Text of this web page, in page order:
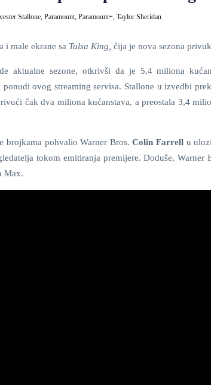
Stallone, Paramount, Paramount+, Taylor Sheridan
i male ekrane sa Tulsa King, čija je nova sezona
aktualne sezone, otkrivši da je 5,4 miliona
ovog streaming servisa. Stallone u izvedbi
čak dva miliona kućanstava, a preostala 3,4
brojkama pohvalio Warner Bros.Colin Farrell u
tokom emitiranja premijere. Doduše, Warner
Max.